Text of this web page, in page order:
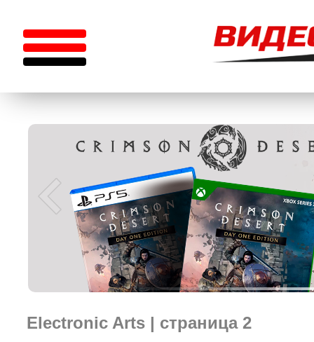
Electronic Arts | страница 2